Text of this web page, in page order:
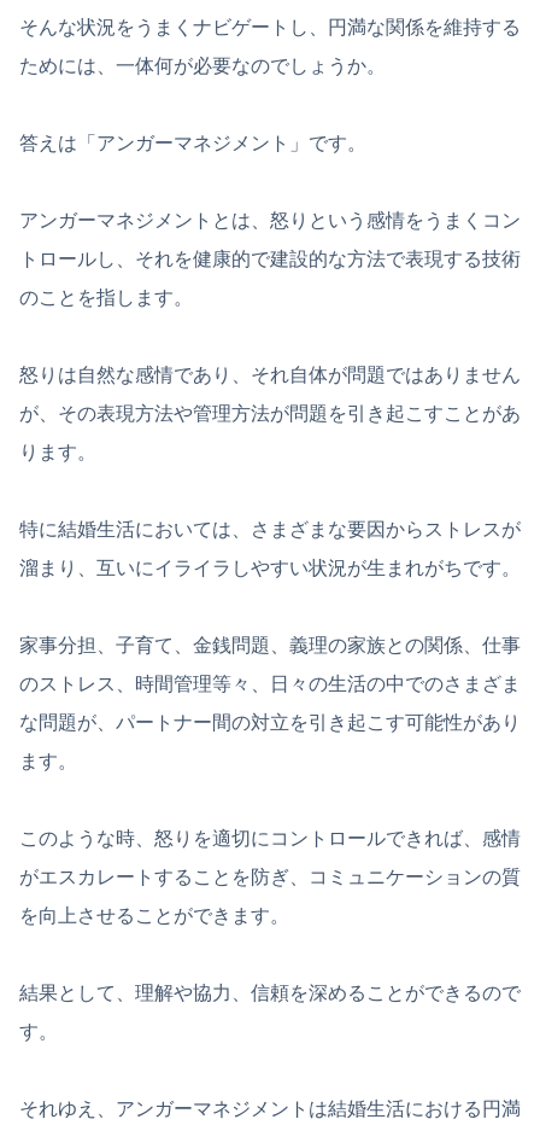
そんな状況をうまくナビゲートし、円満な関係を維持する
ためには、一体何が必要なのでしょうか。
答えは「アンガーマネジメント」です。
アンガーマネジメントとは、怒りという感情をうまくコン
トロールし、それを健康的で建設的な方法で表現する技術
のことを指します。
怒りは自然な感情であり、それ自体が問題ではありません
が、その表現方法や管理方法が問題を引き起こすことがあ
ります。
特に結婚生活においては、さまざまな要因からストレスが
溜まり、互いにイライラしやすい状況が生まれがちです。
家事分担、子育て、金銭問題、義理の家族との関係、仕事
のストレス、時間管理等々、日々の生活の中でのさまざま
な問題が、パートナー間の対立を引き起こす可能性があり
ます。
このような時、怒りを適切にコントロールできれば、感情
がエスカレートすることを防ぎ、コミュニケーションの質
を向上させることができます。
結果として、理解や協力、信頼を深めることができるので
す。
それゆえ、アンガーマネジメントは結婚生活における円満